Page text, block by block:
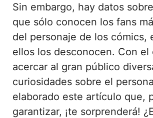
Sin embargo, hay datos
que sólo conocen los fans
del personaje de los cómics,
ellos los desconocen. Con el
acercar al gran público
curiosidades sobre el
elaborado este artículo que,
garantizar, ¡te sorprenderá!